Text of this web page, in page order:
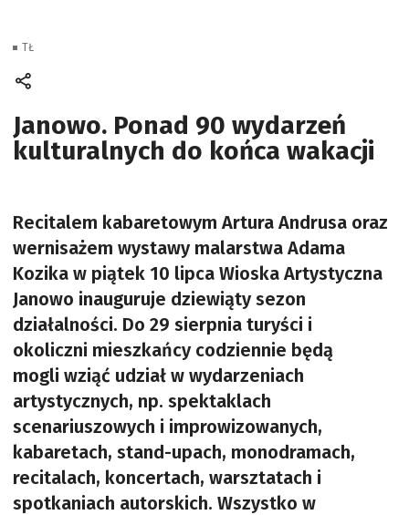
Janowo. Ponad 90 wydarzeń
kulturalnych do końca wakacji
Recitalem kabaretowym Artura Andrusa oraz
wernisażem wystawy malarstwa Adama
Kozika w piątek 10 lipca Wioska Artystyczna
Janowo inauguruje dziewiąty sezon
działalności. Do 29 sierpnia turyści i
okoliczni mieszkańcy codziennie będą
mogli wziąć udział w wydarzeniach
artystycznych, np. spektaklach
scenariuszowych i improwizowanych,
kabaretach, stand-upach, monodramach,
recitalach, koncertach, warsztatach i
spotkaniach autorskich. Wszystko w
TŁ